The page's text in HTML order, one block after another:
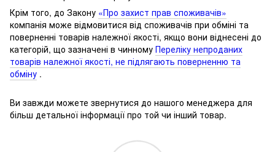
Крім того, до Закону «Про захист прав споживачів»
компанія може відмовитися від споживачів при обміні та
поверненні товарів належної якості, якщо вони віднесені до
категорій, що зазначені в чинному Переліку непроданих
товарів належної якості, не підлягають поверненню та
обміну .
Ви завжди можете звернутися до нашого менеджера для
більш детальної інформації про той чи інший товар.